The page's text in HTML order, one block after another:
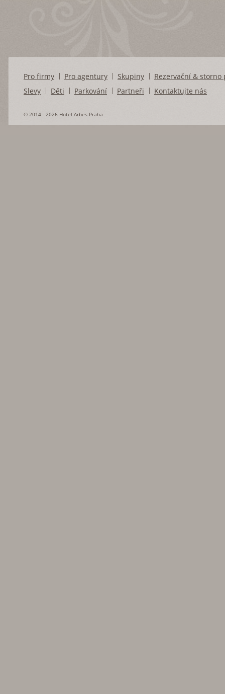
Pro firmy Pro agentury Skupiny
Rezervační & storno
Slevy
Děti Parkování Partneři Kontaktujte nás
© 2014 - 2026 Hotel Arbes Praha